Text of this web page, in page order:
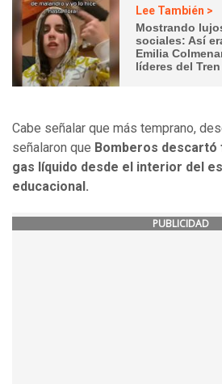
Lee También >
Mostrando
sociales: Así
Emilia
líderes del
Cabe señalar que más temprano,
señalaron que Bomberos descartó
gas líquido desde el interior del
educacional.
PUBLICIDAD